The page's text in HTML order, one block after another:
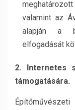
valamint az
alapján a
elfogadását
2. Internetes
támogatására.